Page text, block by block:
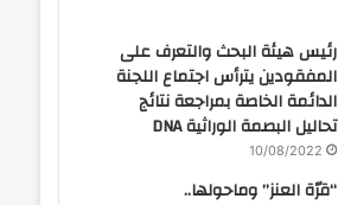
رئيس هيئة البحث والتعرف على
المفقودين يترأس اجتماع اللجنة
الدائمة الخاصة بمراجعة نتائج
تحاليل البصمة الوراثية DNA
10/08/2022
“قرّة العنز” وماحولها..